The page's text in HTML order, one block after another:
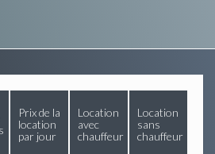
Prix de la
location
par jour
Location
avec
chauffeur
Location
sans
chauffeur